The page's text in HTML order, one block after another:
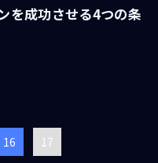
を成功させる4つの条
16 17